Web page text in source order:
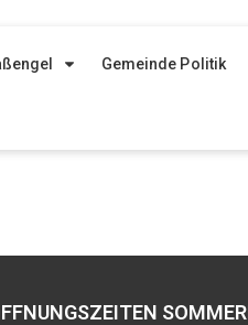
Gemeinde Politik